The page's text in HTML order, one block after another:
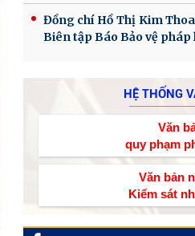
Đồng chí Hồ Thị Kim
Biên tập Báo Bảo vệ pháp
HỆ THỐNG
Văn
quy phạm
Văn bản
Kiểm sát